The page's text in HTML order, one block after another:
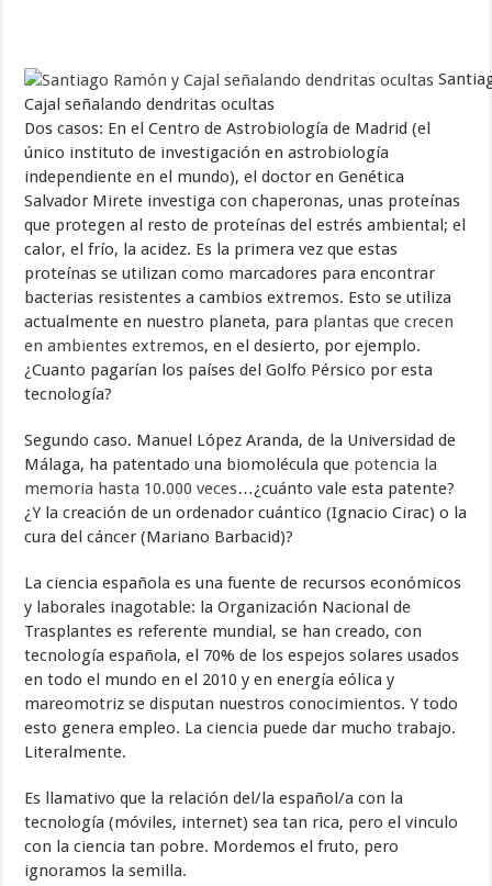
Cajal señalando dendritas ocultas
Dos casos: En el Centro de Astrobiología de Madrid (el
único instituto de investigación en astrobiología
independiente en el mundo), el doctor en Genética
Salvador Mirete investiga con chaperonas, unas proteínas
que protegen al resto de proteínas del estrés ambiental; el
calor, el frío, la acidez. Es la primera vez que estas
proteínas se utilizan como marcadores para encontrar
bacterias resistentes a cambios extremos. Esto se utiliza
actualmente en nuestro planeta, para plantas que crecen
en ambientes extremos, en el desierto, por ejemplo.
¿Cuanto pagarían los países del Golfo Pérsico por esta
tecnología?
Segundo caso. Manuel López Aranda, de la Universidad de
Málaga, ha patentado una biomolécula que potencia la
memoria hasta 10.000 veces…¿cuánto vale esta patente?
¿Y la creación de un ordenador cuántico (Ignacio Cirac) o la
cura del cáncer (Mariano Barbacid)?
La ciencia española es una fuente de recursos económicos
y laborales inagotable: la Organización Nacional de
Trasplantes es referente mundial, se han creado, con
tecnología española, el 70% de los espejos solares usados
en todo el mundo en el 2010 y en energía eólica y
mareomotriz se disputan nuestros conocimientos. Y todo
esto genera empleo. La ciencia puede dar mucho trabajo.
Literalmente.
Es llamativo que la relación del/la español/a con la
tecnología (móviles, internet) sea tan rica, pero el vinculo
con la ciencia tan pobre. Mordemos el fruto, pero
ignoramos la semilla.